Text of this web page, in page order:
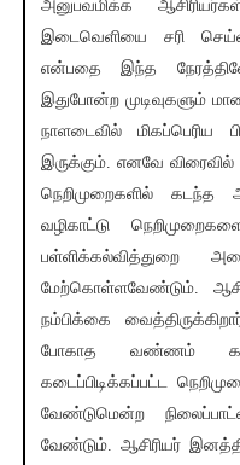
அனுபவமிக்க
இடைவெளியை சரி
என்பதை இந்த
இதுபோன்ற முடிவுகளும்
நாளடைவில்
இருக்கும். எனவே விரைவில்
நெறிமுறைகளில் கடந்த
வழிகாட்டு
பள்ளிக்கல்வித்துறை
மேற்கொள்ளவேண்டும்.
நம்பிக்கை
போகாத வண்ணம்
கடைப்பிடிக்கப்பட்ட
வேண்டுமென்ற
வேண்டும். ஆசிரியர்